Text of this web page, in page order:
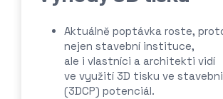
Aktuálně poptávka roste,
nejen stavební instituce,
ale i vlastníci a architekti vidí
ve využití 3D tisku ve
(3DCP) potenciál.